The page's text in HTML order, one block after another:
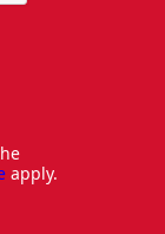
apply.